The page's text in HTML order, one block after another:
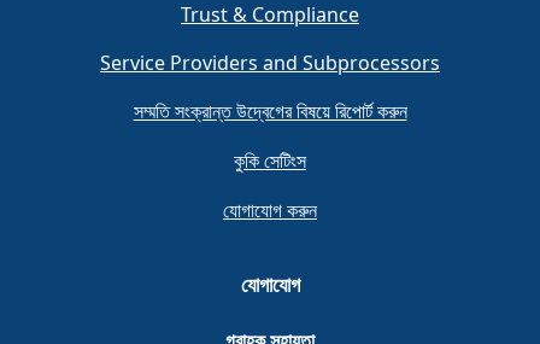
Trust & Compliance
Service Providers and Subprocessors
সম্মতি সংক্রান্ত উদ্বেগের বিষয়ে রিপোর্ট করুন
কুকি সেটিংস
যোগাযোগ করুন
যোগাযোগ